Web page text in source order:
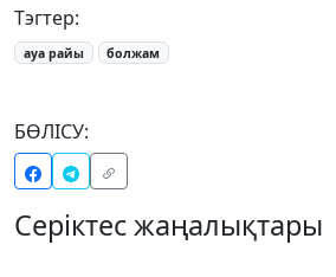
Тэгтер:
ауа райы болжам
БӨЛІСУ:
Серіктес жаңалықтары